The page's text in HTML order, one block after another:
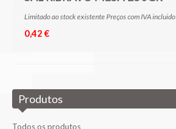
Limitado ao stock existente Preços com IVA incluido
0,42 €
Produtos
Todos os produtos